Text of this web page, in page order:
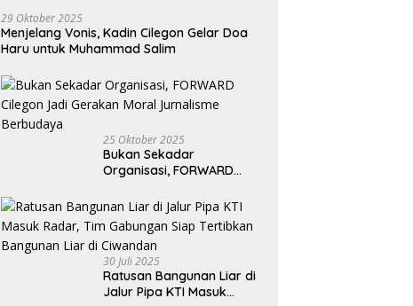
29 Oktober 2025
Menjelang Vonis, Kadin Cilegon Gelar Doa
Haru untuk Muhammad Salim
25 Oktober 2025
Bukan Sekadar
Organisasi, FORWARD
Moral Jurnalisme
Berbudaya
30 Juli 2025
Ratusan Bangunan Liar di
Jalur Pipa KTI Masuk